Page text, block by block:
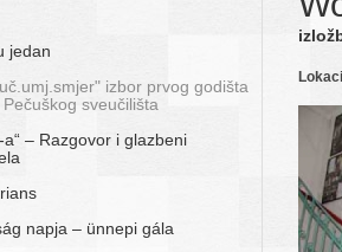
jedan
izbor prvog godišta
sveučilišta
a“ – Razgovor i glazbeni
napja – ünnepi gála